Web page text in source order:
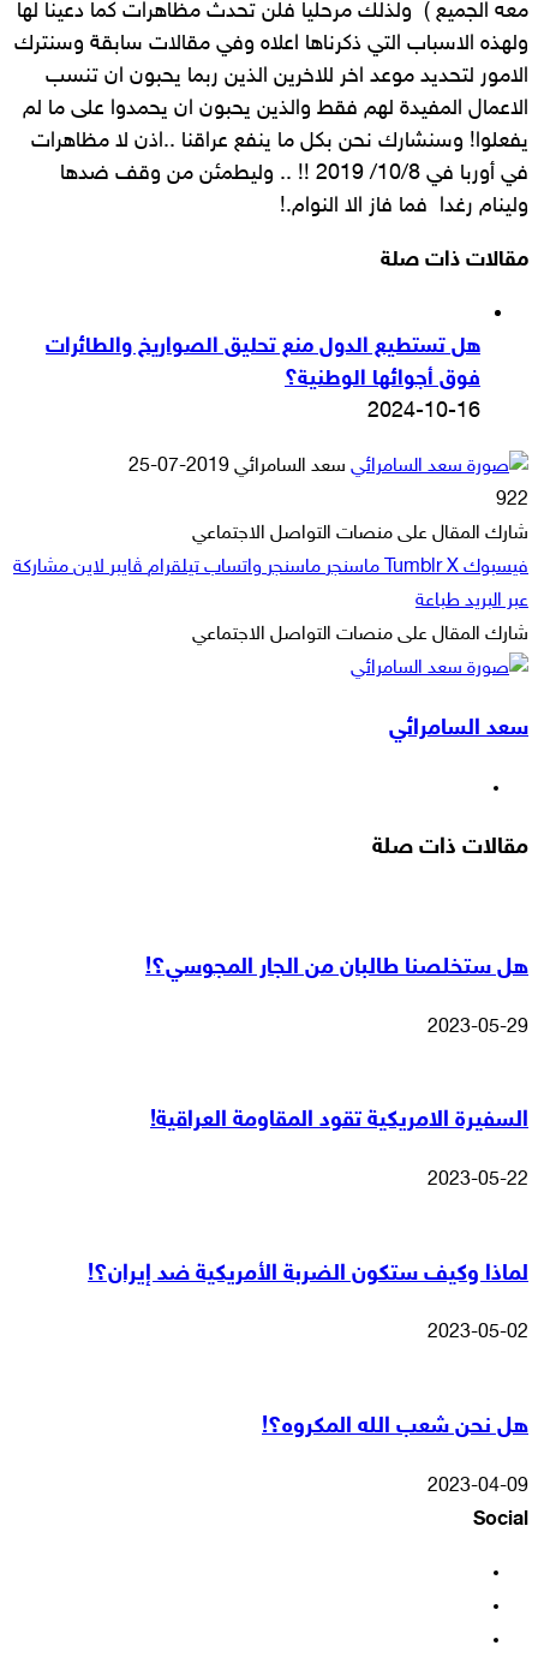
معه الجميع ) ولذلك مرحليا فلن تحدث مظاهرات كما دعينا لها
ولهذه الاسباب التي ذكرناها اعلاه وفي مقالات سابقة وسنترك
الامور لتحديد موعد اخر للاخرين الذين ربما يحبون ان تنسب
الاعمال المفيدة لهم فقط والذين يحبون ان يحمدوا على ما لم
يفعلوا! وسنشارك نحن بكل ما ينفع عراقنا ..اذن لا مظاهرات
في أوربا في 10/8/ 2019 !! .. وليطمئن من وقف ضدها
ولينام رغدا فما فاز الا النوام.!
مقالات ذات صلة
هل تستطيع الدول منع تحليق الصواريخ والطائرات
فوق أجوائها الوطنية؟
2024-10-16
سعد السامرائي أرسل
إلكترونيا
2019-07-25
922
شارك المقال على منصات التواصل الاجتماعي
فيسبوك ‫X ماسنجر ماسنجر واتساب تيلقرام ڤايبر لاين مشاركة
عبر البريد طباعة
شارك المقال على منصات التواصل الاجتماعي
فيسبوك
‫X
ماسنجر
ماسنجر
واتساب
تيلقرام
ڤايبر
لاين
مشاركة
البريد
طباعة
سعد السامرائي
مقالات ذات صلة
هل ستخلصنا طالبان من الجار المجوسي؟!
2023-05-29
السفيرة الامريكية تقود المقاومة العراقية!
2023-05-22
لماذا وكيف ستكون الضربة الأمريكية ضد إيران؟!
2023-05-02
هل نحن شعب الله المكروه؟!
2023-04-09
Social